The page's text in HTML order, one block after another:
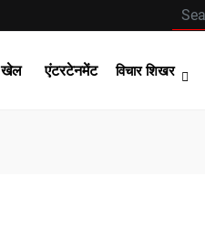
खेल एंटरटेनमेंट विचार शिखर